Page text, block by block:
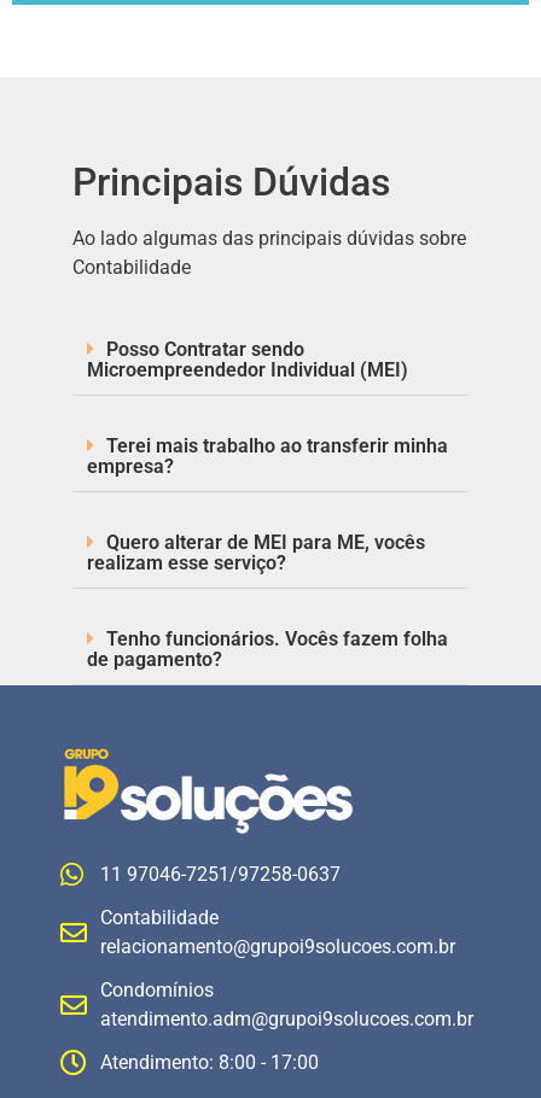
Principais Dúvidas
Ao lado algumas das principais dúvidas sobre
Contabilidade
Posso Contratar sendo
Microempreendedor Individual (MEI)
Terei mais trabalho ao transferir minha
empresa?
Quero alterar de MEI para ME, vocês
realizam esse serviço?
Tenho funcionários. Vocês fazem folha
de pagamento?
11 97046-7251/97258-0637
Contabilidade
relacionamento@grupoi9solucoes.com.br
Condomínios
atendimento.adm@grupoi9solucoes.com.br
Atendimento: 8:00 - 17:00